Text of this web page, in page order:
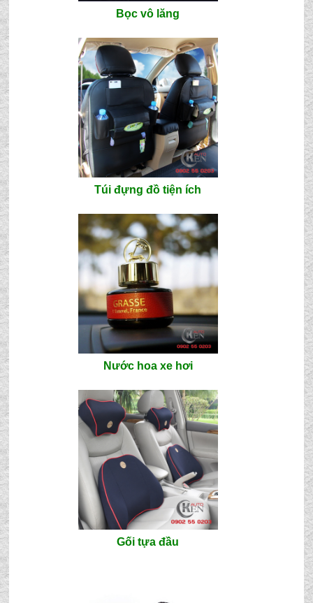
Bọc vô lăng
Túi đựng đồ tiện ích
Nước hoa xe hơi
Gối tựa đầu